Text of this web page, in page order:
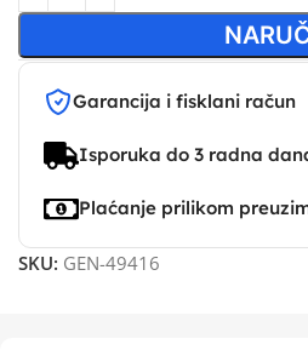
Garancija i fisklani račun
Isporuka do 3 radna
Plaćanje prilikom
SKU: GEN-49416